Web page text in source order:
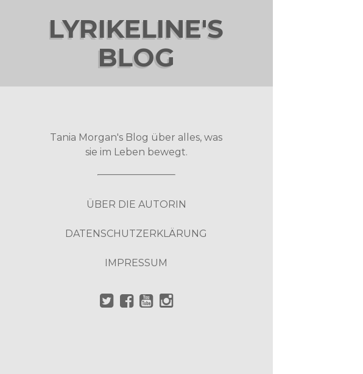
LYRIKELINE'S
BLOG
Tania Morgan's Blog über alles, was
sie im Leben bewegt.
ÜBER DIE AUTORIN
DATENSCHUTZERKLÄRUNG
IMPRESSUM